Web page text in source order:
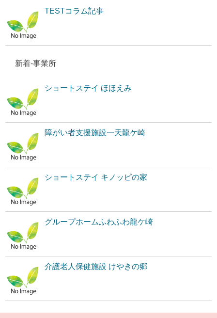
TESTコラム記事
新着-事業所
ショートステイ ほほえみ
障がい者支援施設一天龍ケ崎
ショートステイ キノッピの家
グループホームふわふわ龍ケ崎
介護老人保健施設 けやきの郷